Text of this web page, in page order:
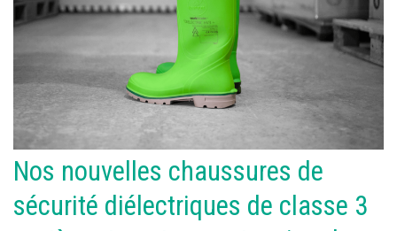
Nos nouvelles chaussures de
sécurité diélectriques de classe 3